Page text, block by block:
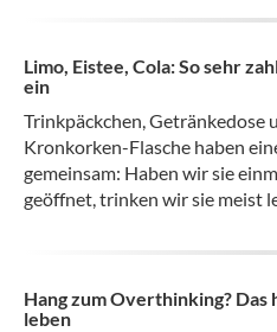
Limo, Eistee, Cola: So sehr
ein
Trinkpäckchen, Getränkedose
Kronkorken-Flasche haben
gemeinsam: Haben wir sie
geöffnet, trinken wir sie meist
Hang zum Overthinking? Das
leben